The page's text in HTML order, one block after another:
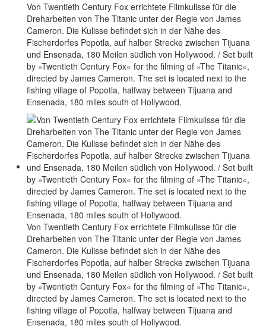
Von Twentieth Century Fox errichtete Filmkulisse für die
Dreharbeiten von The Titanic unter der Regie von James
Cameron. Die Kulisse befindet sich in der Nähe des
Fischerdorfes Popotla, auf halber Strecke zwischen Tijuana
und Ensenada, 180 Meilen südlich von Hollywood. / Set built
by »Twentieth Century Fox« for the filming of »The Titanic«,
directed by James Cameron. The set is located next to the
fishing village of Popotla, halfway between Tijuana and
Ensenada, 180 miles south of Hollywood.
Von Twentieth Century Fox errichtete Filmkulisse für die
Dreharbeiten von The Titanic unter der Regie von James
Cameron. Die Kulisse befindet sich in der Nähe des
Fischerdorfes Popotla, auf halber Strecke zwischen Tijuana
und Ensenada, 180 Meilen südlich von Hollywood. / Set built
by »Twentieth Century Fox« for the filming of »The Titanic«,
directed by James Cameron. The set is located next to the
fishing village of Popotla, halfway between Tijuana and
Ensenada, 180 miles south of Hollywood.